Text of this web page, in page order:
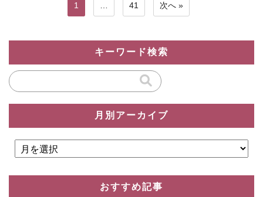
キーワード検索
月別アーカイブ
おすすめ記事
1 … 41 次へ »